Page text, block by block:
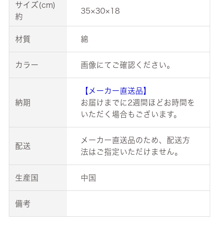
サイズ(cm)
約
35×30×18
材質 綿
カラー 画像にてご確認ください。
納期
【メーカー直送品】
お届けまでに2週間ほどお時間を
いただく場合もございます。
配送
メーカー直送品のため、配送方
法はご指定いただけません。
生産国 中国
備考